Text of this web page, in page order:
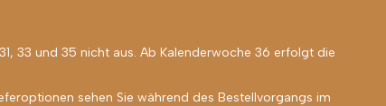
33 und 35 nicht aus. Ab Kalenderwoche 36 erfolgt die
sehen Sie während des Bestellvorgangs im